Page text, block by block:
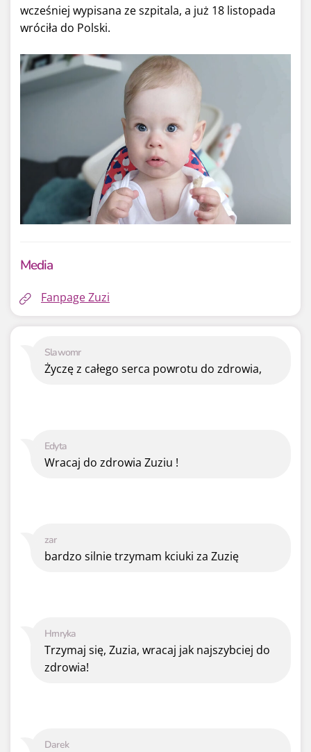
wcześniej wypisana ze szpitala, a już 18 listopada
wróciła do Polski.
Media
Fanpage Zuzi
Darek
Hrnryka
Trzymaj się, Zuzia, wracaj jak najszybciej do
zdrowia!
zar
bardzo silnie trzymam kciuki za Zuzię
Edyta
Wracaj do zdrowia Zuziu !
Slawomr
Życzę z całego serca powrotu do zdrowia,